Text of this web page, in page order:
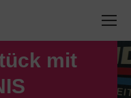
mit
hier: